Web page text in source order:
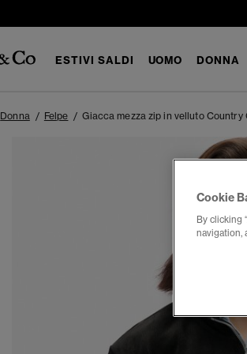
ESTIVI SALDI UOMO DONNA
Donna Felpe Giacca mezza zip in velluto Country
Cookie
By clicking
navigation,